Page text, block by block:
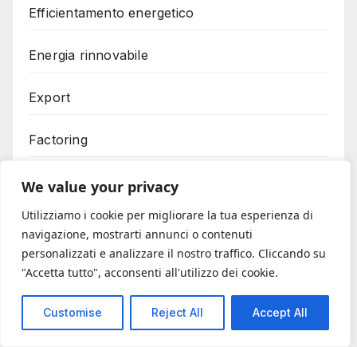
We value your privacy
Utilizziamo i cookie per migliorare la tua esperienza di
navigazione, mostrarti annunci o contenuti
personalizzati e analizzare il nostro traffico. Cliccando su
"Accetta tutto", acconsenti all'utilizzo dei cookie.
Customise Reject All Accept All
Efficientamento energetico
Energia rinnovabile
Export
Factoring
Fermo amministrativo
Fiere Internationali
Finanziamenti
Finanziamenti agevolati